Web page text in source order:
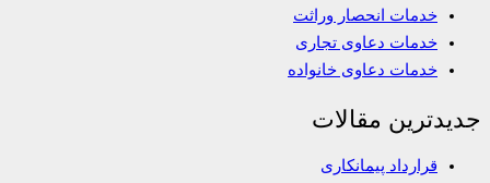
خدمات انحصار وراثت
خدمات دعاوی تجاری
خدمات دعاوی خانواده
جدیدترین مقالات
قرارداد پیمانکاری